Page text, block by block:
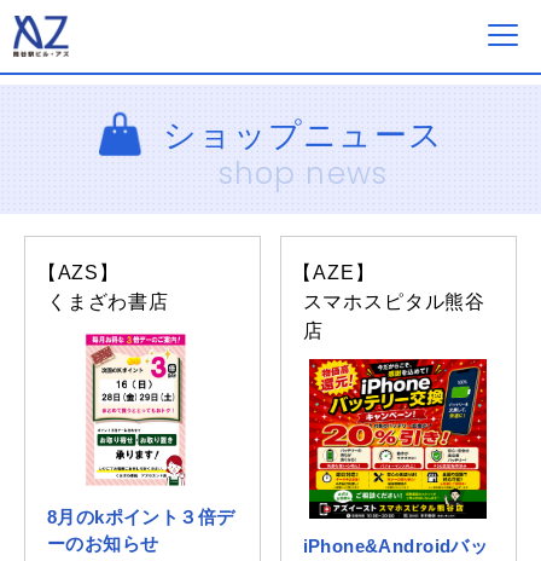
フロアガイド
ショップ一覧
イベント&ニュース
ショップニュース
営業案内・アクセス
採用情報
ショップニュース
shop news
【AZS】
くまざわ書店
8月のkポイント３倍デ
ーのお知らせ
【AZE】
スマホスピタル熊谷
店
iPhone&Androidバッ